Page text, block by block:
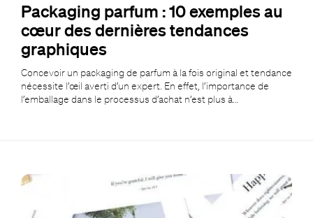
Packaging parfum : 10 exemples au
cœur des dernières tendances
graphiques
Concevoir un packaging de parfum à la fois original et tendance
nécessite l’œil averti d’un expert. En effet, l’importance de
l’emballage dans le processus d’achat n’est plus à…